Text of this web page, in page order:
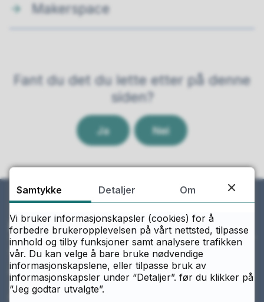
Makerspace
Fant du det du lette etter på denne
siden?
Ja Nei
Ring oss
Telefon
32 25 18 00
Åpningstider
Samtykke Detaljer Om
Vi bruker informasjonskapsler (cookies) for å
forbedre brukeropplevelsen på vårt nettsted, tilpasse
innhold og tilby funksjoner samt analysere trafikken
vår. Du kan velge å bare bruke nødvendige
informasjonskapslene, eller tilpasse bruk av
informasjonskapsler under “Detaljer”. før du klikker på
“Jeg godtar utvalgte”.